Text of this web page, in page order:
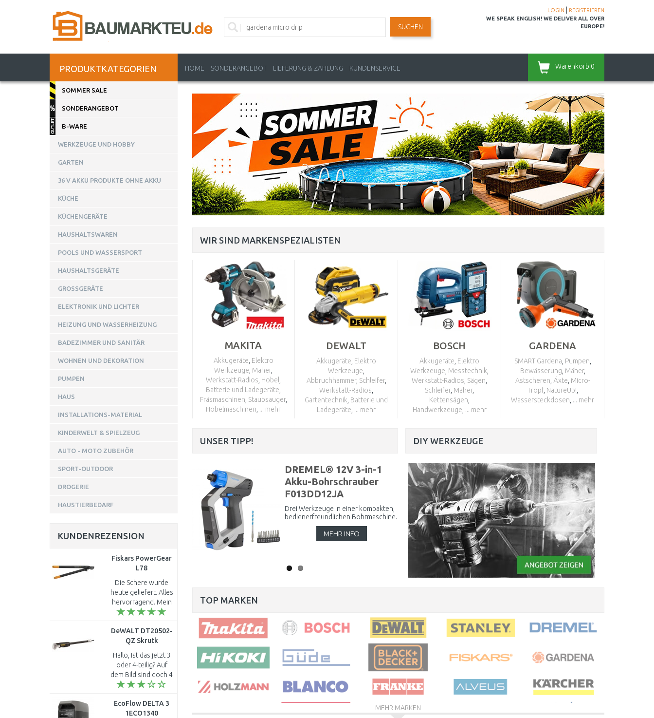
LOGIN
REGISTRIEREN
WE SPEAK ENGLISH! WE DELIVER ALL OVER
EUROPE!
SUCHEN
PRODUKTKATEGORIEN HOME SONDERANGEBOT LIEFERUNG & ZAHLUNG KUNDENSERVICE Warenkorb 0
WIR SIND MARKENSPEZIALISTEN
MAKITA
Akkugeräte Elektro
Werkzeuge Mäher,
Werkstatt-Radios Hobel
Batterie und Ladegeräte
Fräsmaschinen Staubsauger,
Hobelmaschinen ... mehr
DEWALT
Akkugeräte Elektro
Werkzeuge
Abbruchhammer, Schleifer,
Werkstatt-Radios
Gartentechnik Batterie und
Ladegeräte ... mehr
BOSCH
Akkugeräte Elektro
Werkzeuge Messtechnik
Werkstatt-Radios Sägen
Schleifer, Mäher,
Kettensägen
Handwerkzeuge ... mehr
GARDENA
SMART Gardena Pumpen
Bewässerung Mäher,
Astscheren Äxte Micro-
Tropf, NatureUp!
Wassersteckdosen ... mehr
UNSER TIPP!
VILEDA TURBO 3in1
Rotationsmopp mit Mikrofasern für
MEHR INFO
DREMEL® 12V 3-in-1
Akku-Bohrschrauber
F013DD12JA
Drei Werkzeuge in einer kompakten,
bedienerfreundlichen Bohrmaschine.
MEHR INFO
VILEDA TURBO 3in1
Microfibre
Rotationsmopp
Rotationsmopp mit Mikrofasern für
effiziente und einfache Reinigung!
MEHR INFO
DIY WERKZEUGE
TOP MARKEN
MEHR MARKEN
SOMMER SALE
SONDERANGEBOT
B-WARE
WERKZEUGE UND HOBBY
GARTEN
36 V AKKU PRODUKTE OHNE AKKU
KÜCHE
KÜCHENGERÄTE
HAUSHALTSWAREN
POOLS UND WASSERSPORT
HAUSHALTSGERÄTE
GROSSGERÄTE
ELEKTRONIK UND LICHTER
HEIZUNG UND WASSERHEIZUNG
BADEZIMMER UND SANITÄR
WOHNEN UND DEKORATION
PUMPEN
HAUS
INSTALLATIONS-MATERIAL
KINDERWELT & SPIELZEUG
AUTO - MOTO ZUBEHÖR
SPORT-OUTDOOR
DROGERIE
HAUSTIERBEDARF
KUNDENREZENSION
Fiskars PowerGear
L78
Getriebeastschere,
69cm (112590)
1000584
Die Schere wurde
heute geliefert. Alles
hervorragend. Mein
Mann hat sie sofort
hervorragende
Handhabung. Dicke
Äste hat sie ohn..
DeWALT DT20502-
QZ Skrutk
Winkelbohrvorsatz |
1/4'', 3-teilig
Hallo, Ist das jetzt 3
oder 4-teilig? Auf
dem Bild sind doch 4
Teile. Ich bräuchte
Adapter. Griff ist
weniger wichtig. L..
EcoFlow DELTA 3
1ECO1340